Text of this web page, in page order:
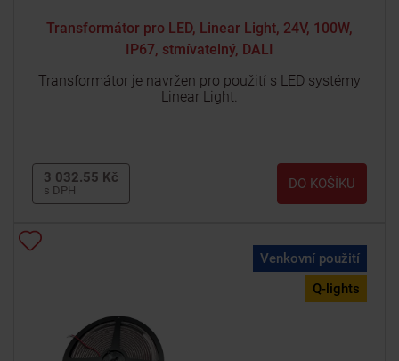
Transformátor pro LED, Linear Light, 24V, 100W,
IP67, stmívatelný, DALI
Transformátor je navržen pro použití s LED systémy
Linear Light.
3 032.55 Kč
s DPH DO KOŠÍKU
Venkovní použití
Q-lights